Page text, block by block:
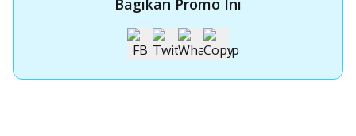
Bagikan Promo Ini
Apply Kartu Kredit OCBC NISP